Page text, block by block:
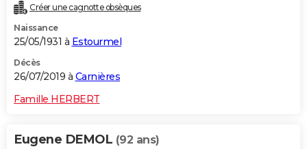
Créer une cagnotte obsèques
Naissance
25/05/1931 à Estourmel
Décès
26/07/2019 à Carnières
Famille HERBERT
Eugene DEMOL (92 ans)